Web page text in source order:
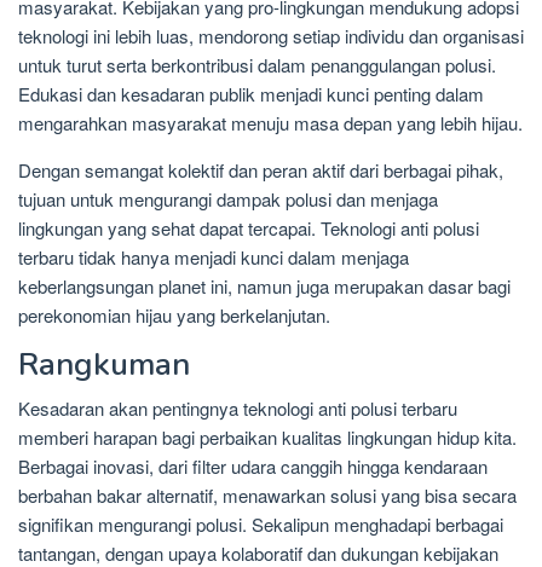
masyarakat. Kebijakan yang pro-lingkungan mendukung adopsi
teknologi ini lebih luas, mendorong setiap individu dan organisasi
untuk turut serta berkontribusi dalam penanggulangan polusi.
Edukasi dan kesadaran publik menjadi kunci penting dalam
mengarahkan masyarakat menuju masa depan yang lebih hijau.
Dengan semangat kolektif dan peran aktif dari berbagai pihak,
tujuan untuk mengurangi dampak polusi dan menjaga
lingkungan yang sehat dapat tercapai. Teknologi anti polusi
terbaru tidak hanya menjadi kunci dalam menjaga
keberlangsungan planet ini, namun juga merupakan dasar bagi
perekonomian hijau yang berkelanjutan.
Rangkuman
Kesadaran akan pentingnya teknologi anti polusi terbaru
memberi harapan bagi perbaikan kualitas lingkungan hidup kita.
Berbagai inovasi, dari filter udara canggih hingga kendaraan
berbahan bakar alternatif, menawarkan solusi yang bisa secara
signifikan mengurangi polusi. Sekalipun menghadapi berbagai
tantangan, dengan upaya kolaboratif dan dukungan kebijakan